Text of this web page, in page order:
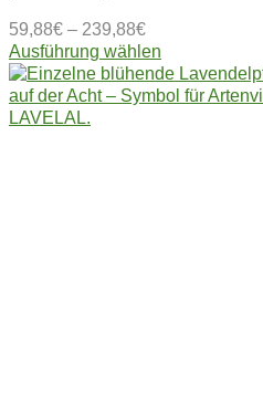
59,88€ – 239,88€
Ausführung wählen
Produkt
weist